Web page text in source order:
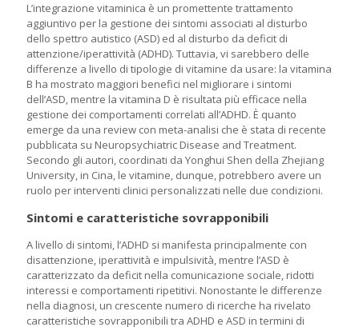
L’integrazione vitaminica è un promettente trattamento
aggiuntivo per la gestione dei sintomi associati al disturbo
dello spettro autistico (ASD) ed al disturbo da deficit di
attenzione/iperattività (ADHD). Tuttavia, vi sarebbero delle
differenze a livello di tipologie di vitamine da usare: la vitamina
B ha mostrato maggiori benefici nel migliorare i sintomi
dell’ASD, mentre la vitamina D è risultata più efficace nella
gestione dei comportamenti correlati all’ADHD. È quanto
emerge da una review con meta-analisi che è stata di recente
pubblicata su Neuropsychiatric Disease and Treatment.
Secondo gli autori, coordinati da Yonghui Shen della Zhejiang
University, in Cina, le vitamine, dunque, potrebbero avere un
ruolo per interventi clinici personalizzati nelle due condizioni.
Sintomi e caratteristiche sovrapponibili
A livello di sintomi, l’ADHD si manifesta principalmente con
disattenzione, iperattività e impulsività, mentre l’ASD è
caratterizzato da deficit nella comunicazione sociale, ridotti
interessi e comportamenti ripetitivi. Nonostante le differenze
nella diagnosi, un crescente numero di ricerche ha rivelato
caratteristiche sovrapponibili tra ADHD e ASD in termini di